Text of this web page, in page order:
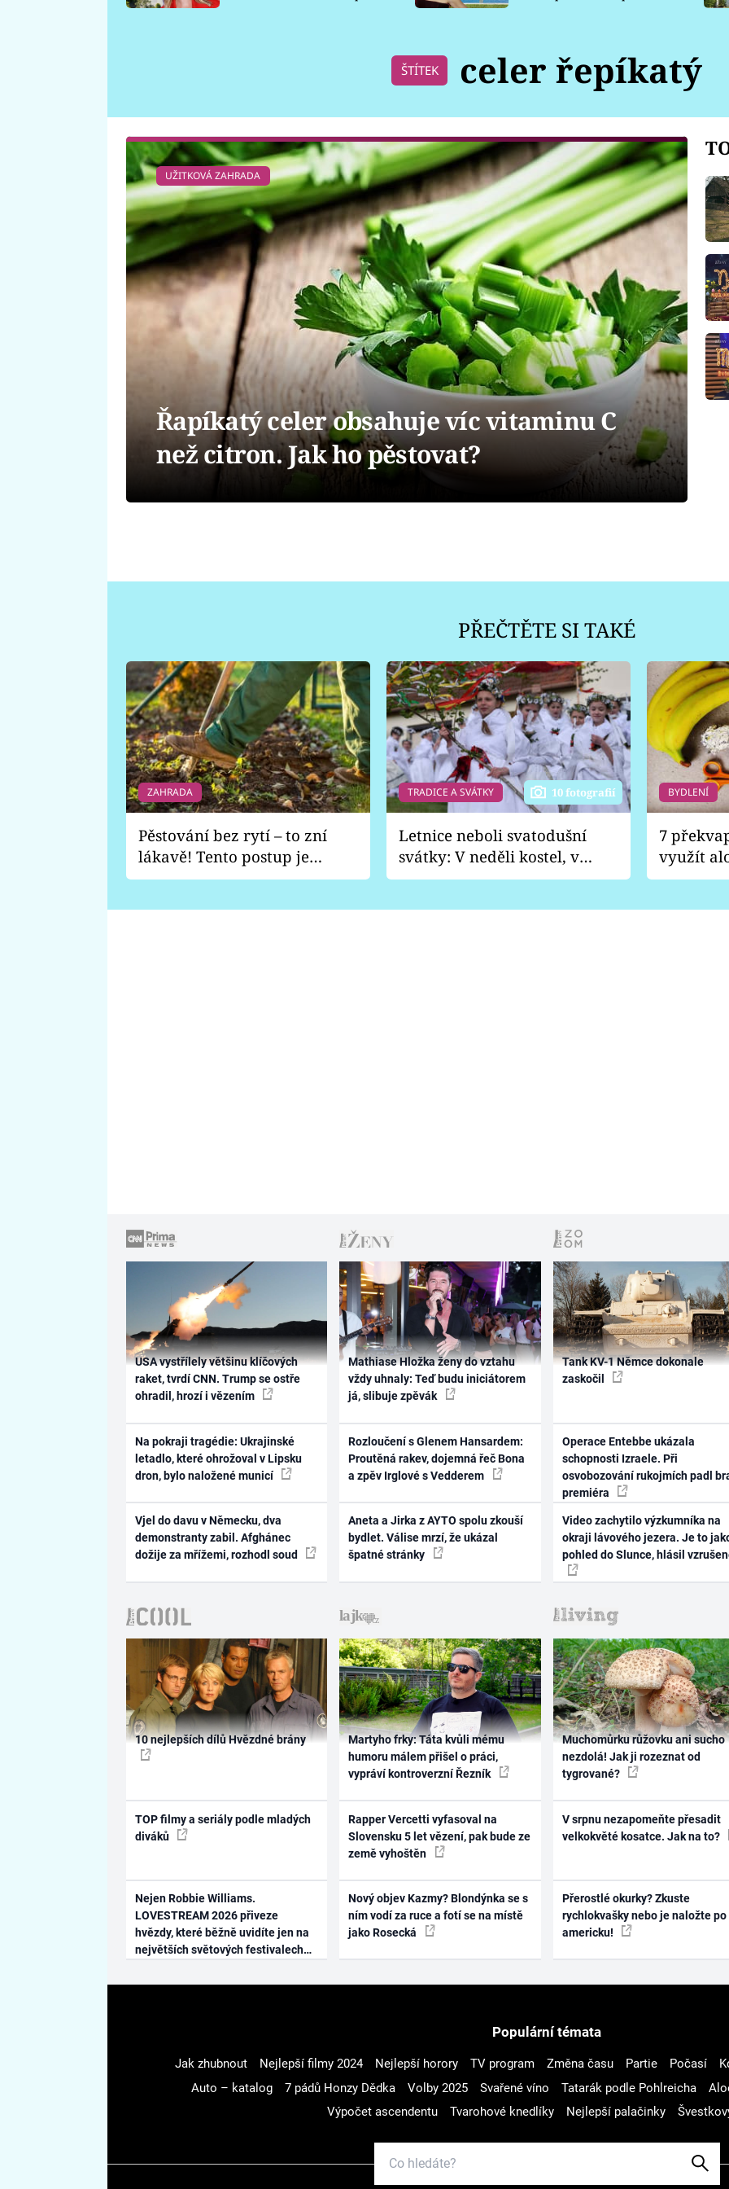
ŠTÍTEK celer řepíkatý
UŽITKOVÁ ZAHRADA
Řapíkatý celer obsahuje víc vitaminu C
než citron. Jak ho pěstovat?
PŘEČTĚTE SI TAKÉ
ZAHRADA
Pěstování bez rytí – to zní
lákavě! Tento postup je
vhodný jen pro některé
TRADICE A SVÁTKY 10 fotografií
Letnice neboli svatodušní
svátky: V neděli kostel, v
pondělí zábava
BYDLENÍ
7
využít
USA vystřílely většinu klíčových
raket, tvrdí CNN. Trump se ostře
ohradil, hrozí i vězením
Na pokraji tragédie: Ukrajinské
letadlo, které ohrožoval v Lipsku
dron, bylo naložené municí
Vjel do davu v Německu, dva
demonstranty zabil. Afghánec
dožije za mřížemi, rozhodl soud
Mathiase Hložka ženy do vztahu
vždy uhnaly: Teď budu iniciátorem
já, slibuje zpěvák
Rozloučení s Glenem Hansardem:
Proutěná rakev, dojemná řeč Bona
a zpěv Irglové s Vedderem
Aneta a Jirka z AYTO spolu zkouší
bydlet. Válise mrzí, že ukázal
špatné stránky
Tank KV-1 Němce dokonale
zaskočil
Operace Entebbe ukázala
schopnosti Izraele. Při
osvobozování rukojmích padl
premiéra
Video zachytilo výzkumníka na
okraji lávového jezera. Je to
pohled do Slunce, hlásil
10 nejlepších dílů Hvězdné brány
TOP filmy a seriály podle mladých
diváků
Nejen Robbie Williams.
LOVESTREAM 2026 přiveze
hvězdy, které běžně uvidíte jen na
největších světových festivalech
Martyho frky: Táta kvůli mému
humoru málem přišel o práci,
vypráví kontroverzní Řezník
Rapper Vercetti vyfasoval na
Slovensku 5 let vězení, pak bude ze
země vyhoštěn
Nový objev Kazmy? Blondýnka se s
ním vodí za ruce a fotí se na místě
jako Rosecká
Muchomůrku růžovku ani sucho
nezdolá! Jak ji rozeznat od
tygrované?
V srpnu nezapomeňte přesadit
velkokvěté kosatce. Jak na to?
Přerostlé okurky? Zkuste
rychlokvašky nebo je naložte po
americku!
Populární témata
Jak zhubnout Nejlepší filmy 2024 Nejlepší horory TV program Změna času Partie Počasí
Auto – katalog
7 pádů Honzy Dědka Volby 2025 Svařené víno Tatarák podle Pohlreicha
Výpočet ascendentu
Tvarohové knedlíky Nejlepší palačinky